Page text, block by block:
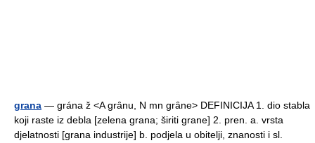
grana — grána ž <A grȃnu, N mn grȃne> DEFINICIJA 1. dio stabla
koji raste iz debla [zelena grana; širiti grane] 2. pren. a. vrsta
djelatnosti [grana industrije] b. podjela u obitelji, znanosti i sl.